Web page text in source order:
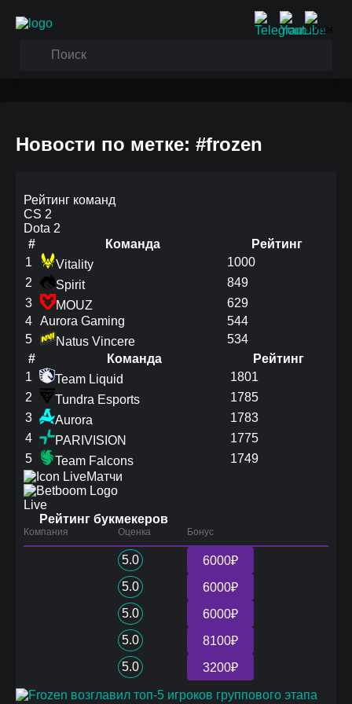
Новости по метке: #frozen
Рейтинг команд
CS 2
Dota 2
#
Команда
Рейтинг
1
Vitality
1000
2
Spirit
849
3
MOUZ
629
4 Aurora Gaming
544
5
Natus Vincere
534
#
Команда
Рейтинг
1
Team Liquid
1801
2
Tundra Esports
1785
3
Aurora
1783
4
PARIVISION
1775
5
Team Falcons
1749
Матчи
Live
Рейтинг букмекеров
Компания Оценка Бонус
5.0
6000₽
5.0
6000₽
5.0
6000₽
5.0
8100₽
5.0
3200₽